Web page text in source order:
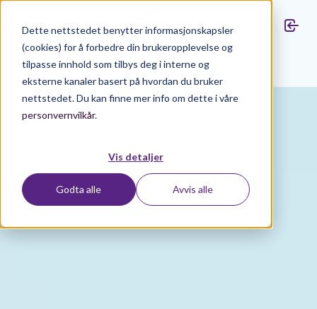
Dette nettstedet benytter informasjonskapsler
(cookies) for å forbedre din brukeropplevelse og
tilpasse innhold som tilbys deg i interne og
eksterne kanaler basert på hvordan du bruker
nettstedet. Du kan finne mer info om dette i våre
personvernvilkår.
Vis detaljer
Godta alle Avvis alle
Aktuelt